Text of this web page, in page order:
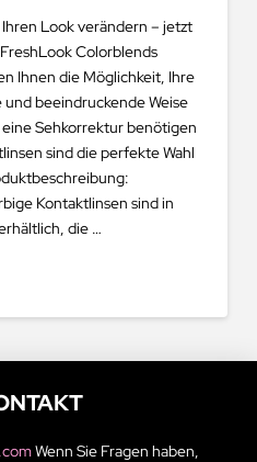
Look verändern – jetzt
Colorblends
Ihnen die Möglichkeit, Ihre
beeindruckende Weise
Sehkorrektur benötigen
sind die perfekte Wahl
Kontaktlinsen sind in
die …
Wenn Sie Fragen haben,